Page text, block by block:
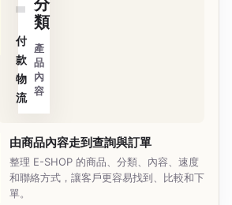
分
類
產
品
內
容
付
款
物
流
由商品內容走到查詢與訂單
整理 E-SHOP 的商品、分類、內容、速度
和聯絡方式，讓客戶更容易找到、比較和下
單。